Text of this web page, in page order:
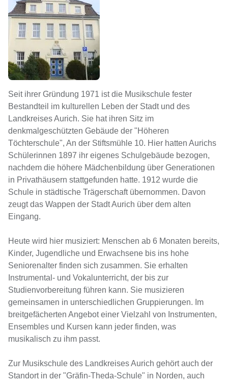
Seit ihrer Gründung 1971 ist die Musikschule fester
Bestandteil im kulturellen Leben der Stadt und des
Landkreises Aurich. Sie hat ihren Sitz im
denkmalgeschützten Gebäude der "Höheren
Töchterschule", An der Stiftsmühle 10. Hier hatten Aurichs
Schülerinnen 1897 ihr eigenes Schulgebäude bezogen,
nachdem die höhere Mädchenbildung über Generationen
in Privathäusern stattgefunden hatte. 1912 wurde die
Schule in städtische Trägerschaft übernommen. Davon
zeugt das Wappen der Stadt Aurich über dem alten
Eingang.
Heute wird hier musiziert: Menschen ab 6 Monaten bereits,
Kinder, Jugendliche und Erwachsene bis ins hohe
Seniorenalter finden sich zusammen. Sie erhalten
Instrumental- und Vokalunterricht, der bis zur
Studienvorbereitung führen kann. Sie musizieren
gemeinsamen in unterschiedlichen Gruppierungen. Im
breitgefächerten Angebot einer Vielzahl von Instrumenten,
Ensembles und Kursen kann jeder finden, was
musikalisch zu ihm passt.
Zur Musikschule des Landkreises Aurich gehört auch der
Standort in der "Gräfin-Theda-Schule" in Norden, auch